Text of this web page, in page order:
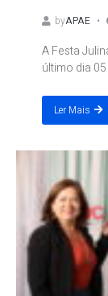
byAPAE
A Festa
último dia
Ler Mais